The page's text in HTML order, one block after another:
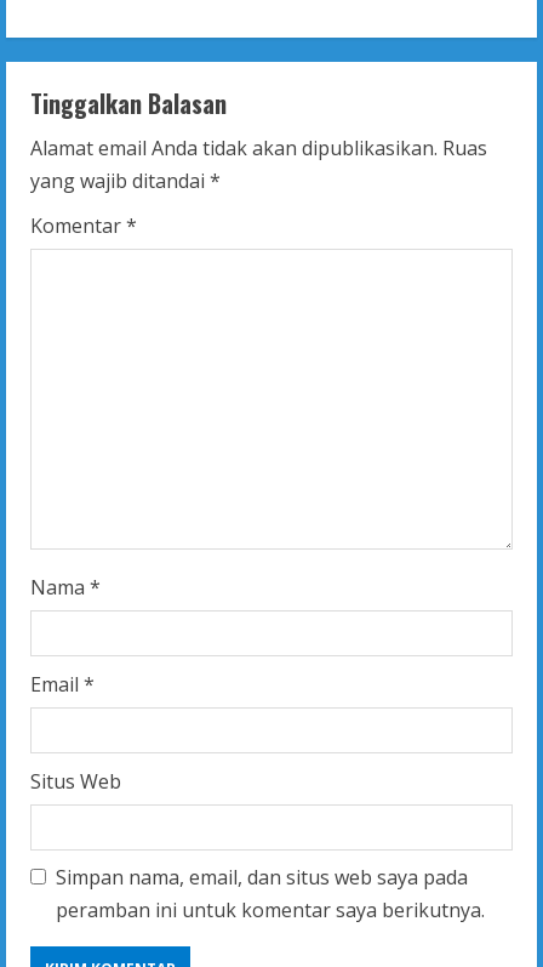
n
u
e
R
e
Tinggalkan Balasan
Alamat email Anda tidak akan dipublikasikan. Ruas
yang wajib ditandai *
Komentar*
Nama *
Email *
Situs Web
Simpan nama, email, dan situs web saya pada
peramban ini untuk komentar saya berikutnya.